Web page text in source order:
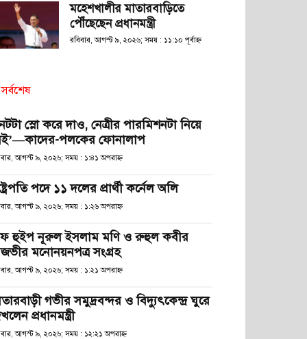
মহেশখালীর মাতারবাড়িতে
পৌঁছেছেন প্রধানমন্ত্রী
রবিবার, আগস্ট ৯, ২০২৬; সময় : ১১:১০ পূর্বাহ্ণ
সর্বশেষ
স্লো করে দাও, নেত্রীর পারমিশনটা নিয়ে
পলকের ফোনালাপ
আগস্ট ৯, ২০২৬; সময় : ১:৪১ অপরাহ্ণ
পদে ১১ দলের প্রার্থী কর্নেল অলি
আগস্ট ৯, ২০২৬; সময় : ১:২৬ অপরাহ্ণ
হুইপ নূরুল ইসলাম মণি ও রুহুল কবীর
মনোনয়নপত্র সংগ্রহ
আগস্ট ৯, ২০২৬; সময় : ১:২১ অপরাহ্ণ
গভীর সমুদ্রবন্দর ও বিদ্যুৎকেন্দ্র ঘুরে
প্রধানমন্ত্রী
আগস্ট ৯, ২০২৬; সময় : ১২:২১ অপরাহ্ণ